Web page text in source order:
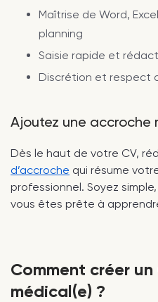
Maîtrise de Word,
planning
Saisie rapide et
Discrétion et respect
Ajoutez une accroche
Dès le haut de votre CV,
d’accroche qui résume
professionnel. Soyez
vous êtes prête à
Comment créer
médical(e) ?